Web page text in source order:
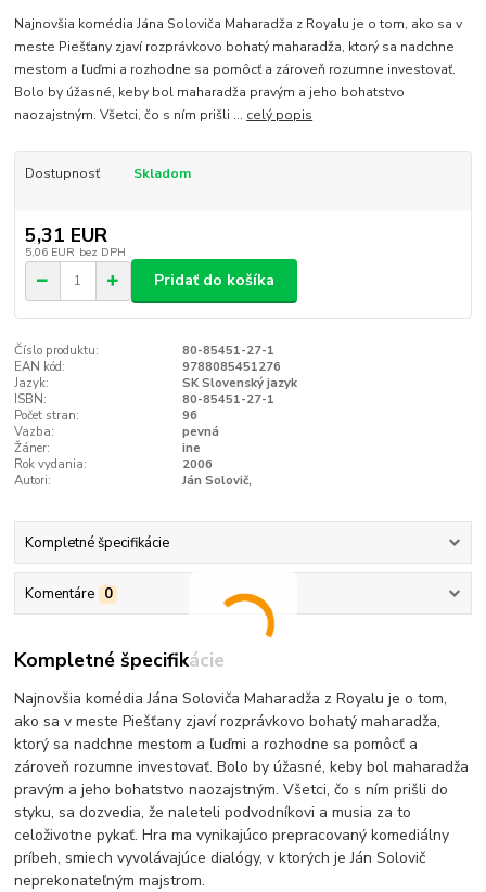
Najnovšia komédia Jána Soloviča Maharadža z Royalu je o tom, ako sa v
meste Piešťany zjaví rozprávkovo bohatý maharadža, ktorý sa nadchne
mestom a ľuďmi a rozhodne sa pomôcť a zároveň rozumne investovať.
Bolo by úžasné, keby bol maharadža pravým a jeho bohatstvo
naozajstným. Všetci, čo s ním prišli ... celý popis
Dostupnosť Skladom
5,31 EUR
5,06 EUR bez DPH
Pridať do košíka
Číslo produktu:
80-85451-27-1
EAN kód:
9788085451276
Jazyk:
SK Slovenský jazyk
ISBN:
80-85451-27-1
Počet stran:
96
Vazba:
pevná
Žáner:
ine
Rok vydania:
2006
Autori:
Ján Solovič,
Kompletné špecifikácie
Komentáre 0
Kompletné špecifikácie
Najnovšia komédia Jána Soloviča Maharadža z Royalu je o tom,
ako sa v meste Piešťany zjaví rozprávkovo bohatý maharadža,
ktorý sa nadchne mestom a ľuďmi a rozhodne sa pomôcť a
zároveň rozumne investovať. Bolo by úžasné, keby bol maharadža
pravým a jeho bohatstvo naozajstným. Všetci, čo s ním prišli do
styku, sa dozvedia, že naleteli podvodníkovi a musia za to
celoživotne pykať. Hra ma vynikajúco prepracovaný komediálny
príbeh, smiech vyvolávajúce dialógy, v ktorých je Ján Solovič
neprekonateľným majstrom.